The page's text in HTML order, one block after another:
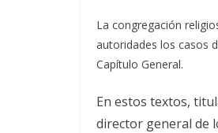
La congregación
autoridades los casos
Capítulo General.
En estos textos,
director general de